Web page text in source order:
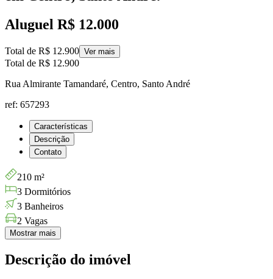
Aluguel R$ 12.000
Total de R$ 12.900 Ver mais
Total de R$ 12.900
Rua Almirante Tamandaré, Centro, Santo André
ref: 657293
Características
Descrição
Contato
210 m²
3 Dormitórios
3 Banheiros
2 Vagas
Mostrar mais
Descrição do imóvel